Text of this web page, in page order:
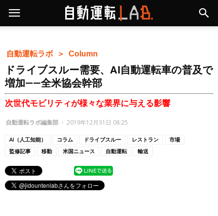
自動運転ラボ ＞ Column
ドライブスルー需要、AI自動運転車の普及で
増加——全米協会幹部
次世代モビリティが様々な業界に与える影響
自動運転ラボ編集部 - 2019年12月31日 08:25
AI（人工知能） コラム ドライブスルー レストラン
市場
監修記事
移動 米国ニュース 自動運転 輸送